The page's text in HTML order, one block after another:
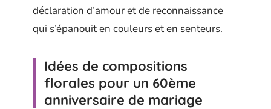
déclaration d’amour et de reconnaissance
qui s’épanouit en couleurs et en senteurs.
Idées de compositions
florales pour un 60ème
anniversaire de mariage